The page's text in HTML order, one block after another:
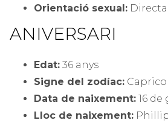
Orientació sexual:
ANIVERSARI
Edat: 36 anys
Signe del zodíac:
Data de naixement: 16 de
Lloc de naixement: